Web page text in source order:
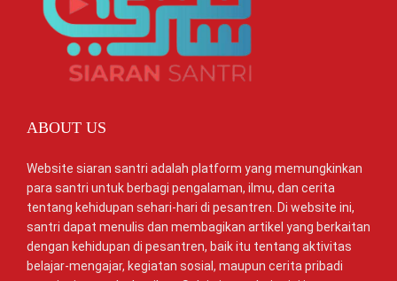
ABOUT US
Website siaran santri adalah platform yang memungkinkan
para santri untuk berbagi pengalaman, ilmu, dan cerita
tentang kehidupan sehari-hari di pesantren. Di website ini,
santri dapat menulis dan membagikan artikel yang berkaitan
dengan kehidupan di pesantren, baik itu tentang aktivitas
belajar-mengajar, kegiatan sosial, maupun cerita pribadi